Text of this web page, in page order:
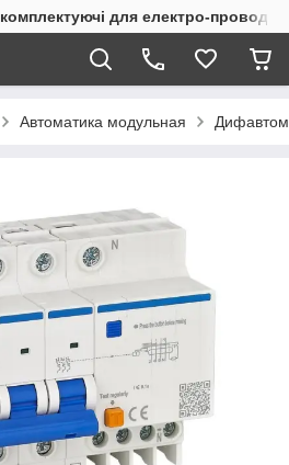
для електро-проводки
Автоматика модульная